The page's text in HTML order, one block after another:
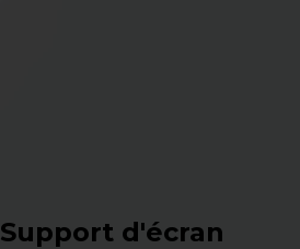
Support d'écran